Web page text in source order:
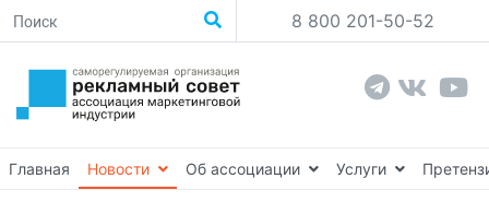
8 800 201-50-52
Главная Новости Об ассоциации Услуги